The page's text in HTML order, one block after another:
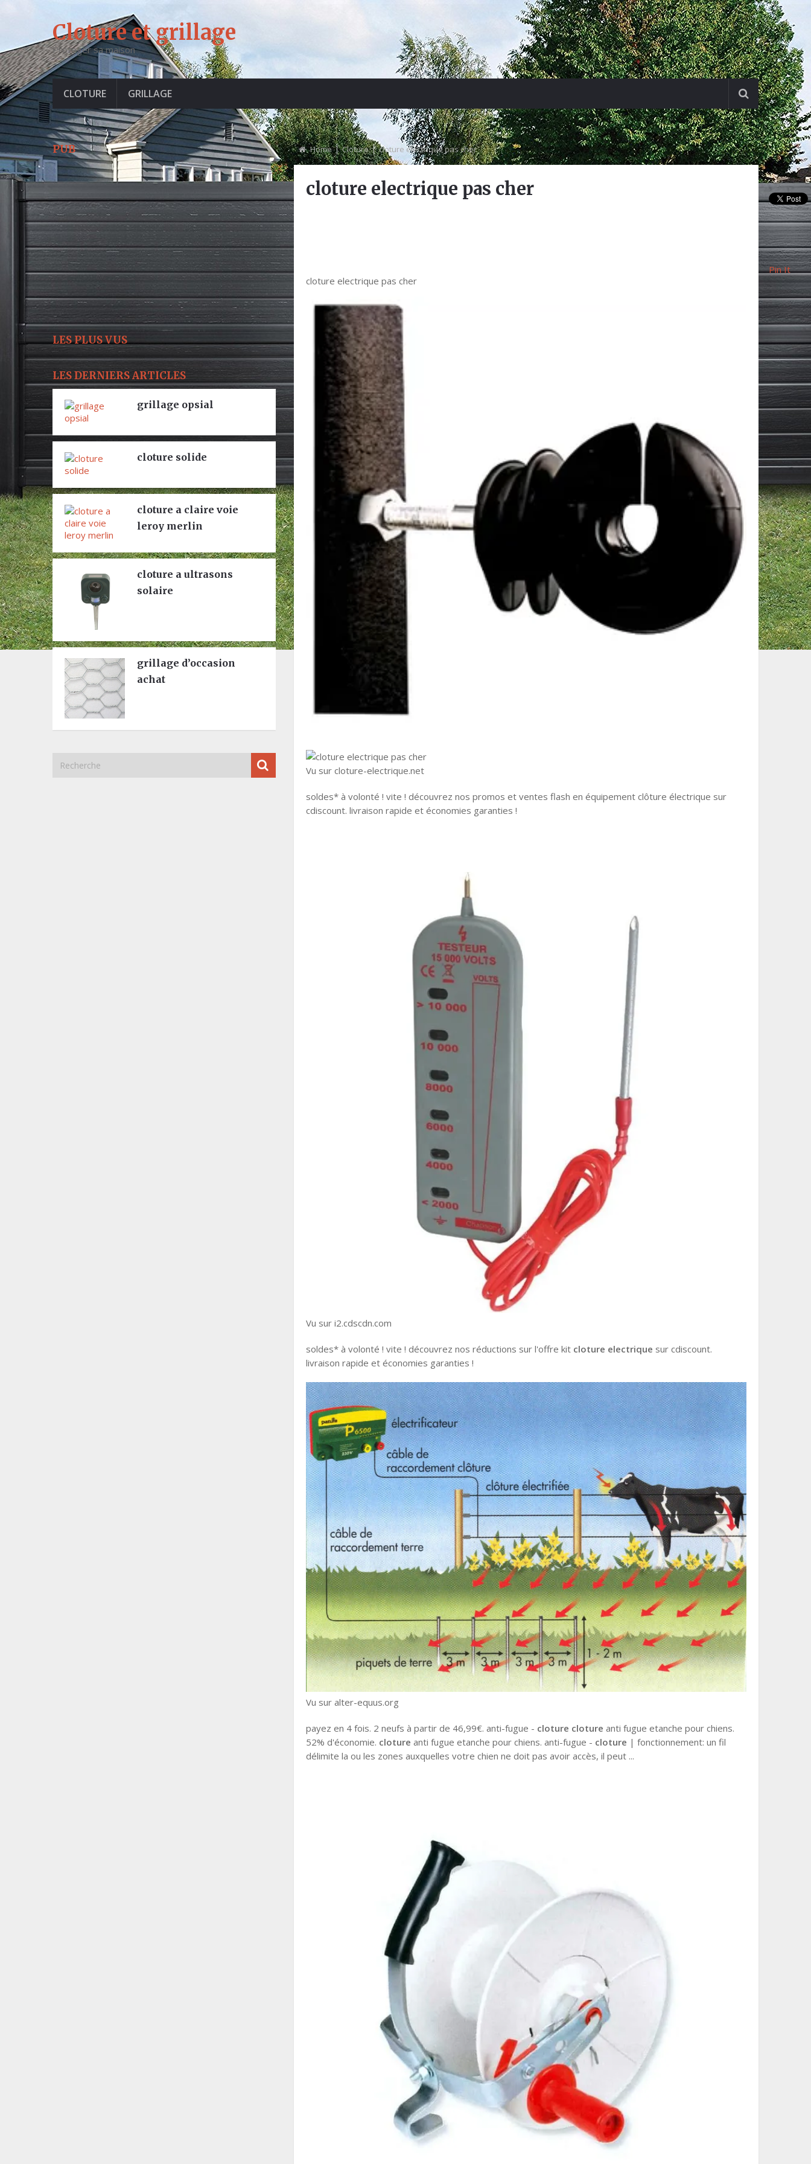
Cloture et grillage
Proteger sa maison
CLOTURE GRILLAGE
Home Cloture cloture electrique pas cher
cloture electrique pas cher
cloture electrique pas cher
Vu sur cloture-electrique.net
soldes* à volonté ! vite ! découvrez nos promos et ventes flash en équipement clôture électrique sur
cdiscount. livraison rapide et économies garanties !
Vu sur i2.cdscdn.com
soldes* à volonté ! vite ! découvrez nos réductions sur l'offre kit cloture electrique sur cdiscount.
livraison rapide et économies garanties !
Vu sur alter-equus.org
payez en 4 fois. 2 neufs à partir de 46,99€. anti-fugue - cloture cloture anti fugue etanche pour chiens.
52% d'économie. cloture anti fugue etanche pour chiens. anti-fugue - cloture | fonctionnement: un fil
délimite la ou les zones auxquelles votre chien ne doit pas avoir accès, il peut ...
Pin It
PUB
LES PLUS VUS
LES DERNIERS ARTICLES
grillage opsial
cloture solide
cloture a claire voie
leroy merlin
cloture a ultrasons
solaire
grillage d’occasion
achat